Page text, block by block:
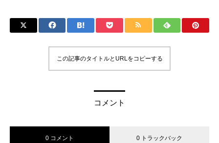
この記事のタイトルとURLをコピーする
コメント
0 コメント 0 トラックバック